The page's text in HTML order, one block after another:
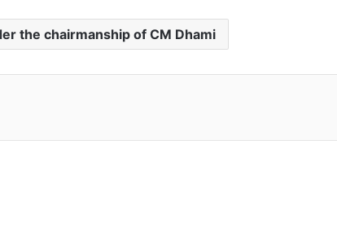
the chairmanship of CM Dhami